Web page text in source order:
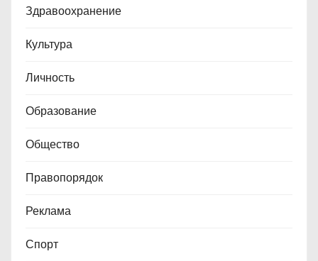
Здравоохранение
Культура
Личность
Образование
Общество
Правопорядок
Реклама
Спорт